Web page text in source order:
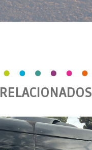
RELACIONADOS